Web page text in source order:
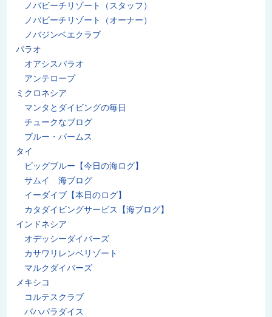
ノバビーチリゾート（スタッフ）
ノバビーチリゾート（オーナー）
ノバジンベエクラブ
パラオ
オアシスパラオ
アンテロープ
ミクロネシア
マンタとダイビングの毎日
チュークなブログ
ブルー・パームス
タイ
ビッグブルー【今日の海ログ】
サムイ 海ブログ
イーダイブ【本日のログ】
カタダイビングサービス【海ブログ】
インドネシア
オデッシーダイバーズ
カサワリレンベリゾート
マルクダイバーズ
メキシコ
コルテスクラブ
バハパラダイス